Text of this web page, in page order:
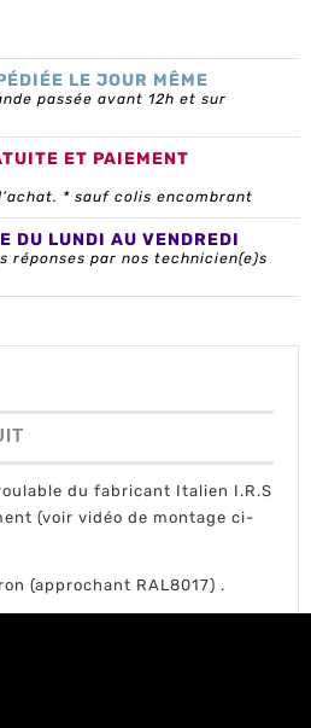
LE JOUR MÊME
passée avant 12h et sur
ET PAIEMENT
* sauf colis encombrant
DU LUNDI AU VENDREDI
réponses par nos technicien(e)s
du fabricant Italien I.R.S
(voir vidéo de montage ci-
(approchant RAL8017) .